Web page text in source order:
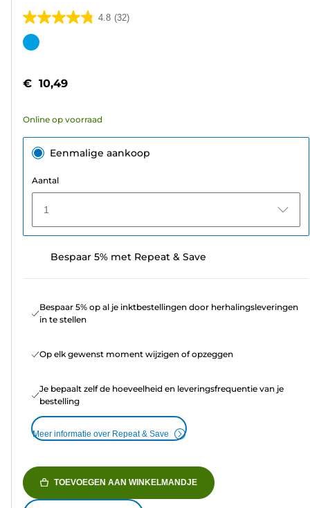
4.8 (32)
4.8
van
sterren.
beoordelingen
Kleurencartridge
€ 10,49
Online op voorraad
Eenmalige aankoop
Aantal
1
Bespaar 5% met Repeat & Save
Bespaar 5% op al je inktbestellingen door herhalingsleveringen
in te stellen
Op elk gewenst moment wijzigen of opzeggen
Je bepaalt zelf de hoeveelheid en leveringsfrequentie van je
bestelling
Meer informatie over Repeat & Save
TOEVOEGEN AAN WINKELMANDJE